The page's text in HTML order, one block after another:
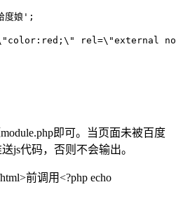
娘';
rel=\"external
即可。当页面未被百度
js代码，否则不会输出。
前调用<?php echo